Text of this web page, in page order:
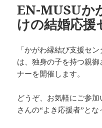
EN-MUSU
けの結婚応
「かがわ縁結び支援セ
は、独身の子を持つ親
ナーを開催します。
どうぞ、お気軽にご参
さんの“よき応援者”とな